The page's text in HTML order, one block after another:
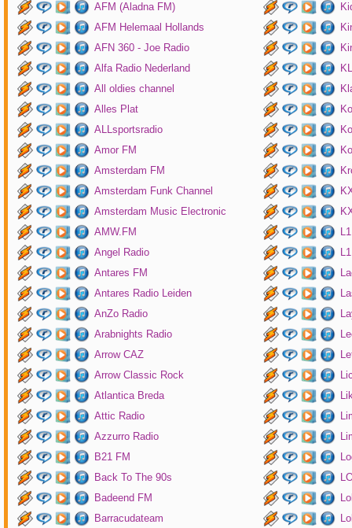
AFM (Aladna FM)
AFM Helemaal Hollands
AFN 360 - Joe Radio
Alfa Radio Nederland
All oldies channel
Alles Plat
ALLsportsradio
Amor FM
Amsterdam FM
Amsterdam Funk Channel
Amsterdam Music Electronic
AMW.FM
Angel Radio
Antares FM
Antares Radio Leiden
AnZo Radio
Arabnights Radio
Arrow CAZ
Arrow Classic Rock
Atlantica Breda
Attic Radio
Azzurro Radio
B21 FM
Back To The 90s
Badeend FM
Barracudateam